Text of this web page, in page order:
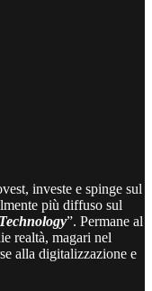
investe e spinge sul
più diffuso sul
”. Permane al
realtà, magari nel
alla digitalizzazione e